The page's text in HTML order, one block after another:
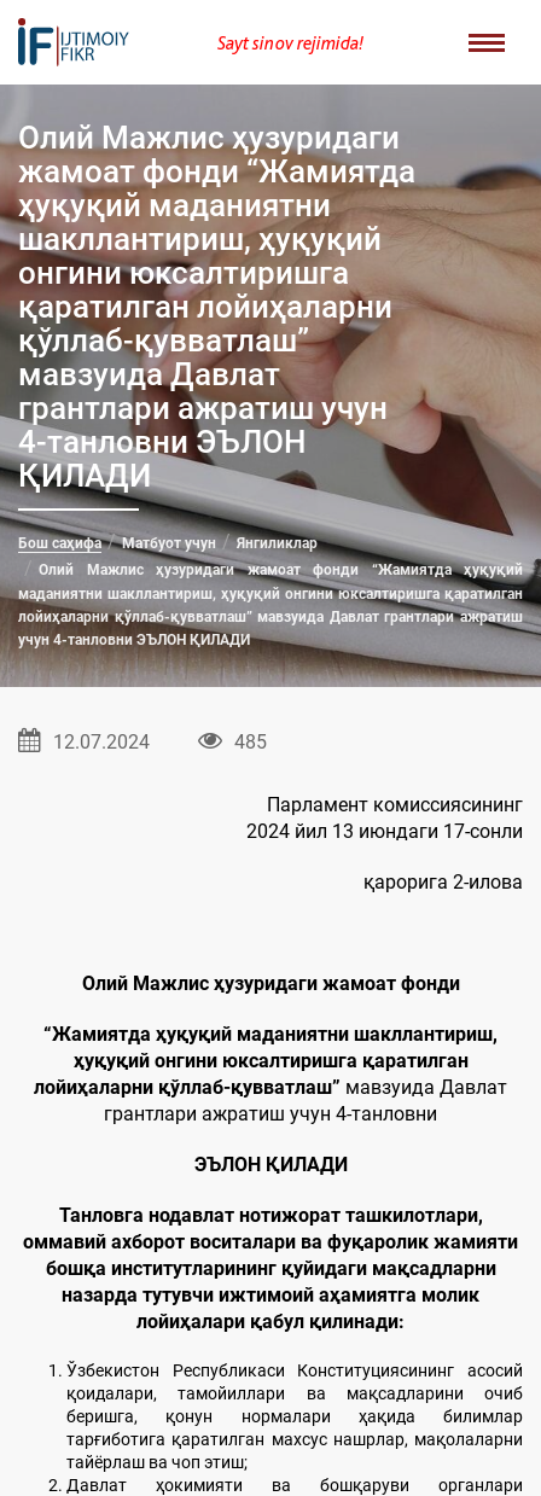
Sayt sinov rejimida!
Олий Мажлис ҳузуридаги
жамоат фонди “Жамиятда
ҳуқуқий маданиятни
шакллантириш, ҳуқуқий
онгини юксалтиришга
қаратилган лойиҳаларни
қўллаб-қувватлаш”
мавзуида Давлат
грантлари ажратиш учун
4-танловни ЭЪЛОН
ҚИЛАДИ
Бош саҳифа Матбуот учун
Янгиликлар
Олий Мажлис ҳузуридаги жамоат фонди “Жамиятда ҳуқуқий
маданиятни шакллантириш, ҳуқуқий онгини юксалтиришга қаратилган
лойиҳаларни қўллаб-қувватлаш” мавзуида Давлат грантлари ажратиш
учун 4-танловни ЭЪЛОН ҚИЛАДИ
12.07.2024 485
Парламент комиссиясининг
2024 йил 13 июндаги 17-сонли
қарорига 2-илова
Олий Мажлис ҳузуридаги жамоат фонди
“Жамиятда ҳуқуқий маданиятни шакллантириш,
ҳуқуқий онгини юксалтиришга қаратилган
лойиҳаларни қўллаб-қувватлаш” мавзуида Давлат
грантлари ажратиш учун 4-танловни
ЭЪЛОН ҚИЛАДИ
Танловга нодавлат нотижорат ташкилотлари,
оммавий ахборот воситалари ва фуқаролик жамияти
бошқа институтларининг қуйидаги мақсадларни
назарда тутувчи ижтимоий аҳамиятга молик
лойиҳалари қабул қилинади:
Ўзбекистон Республикаси Конституциясининг асосий
қоидалари, тамойиллари ва мақсадларини очиб
беришга, қонун нормалари ҳақида билимлар
тарғиботига қаратилган махсус нашрлар, мақолаларни
тайёрлаш ва чоп этиш;
Давлат ҳокимияти ва бошқаруви органлари